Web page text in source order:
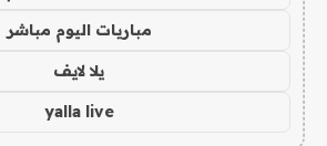
مباريات اليوم مباشر
يلا لايف
yalla live